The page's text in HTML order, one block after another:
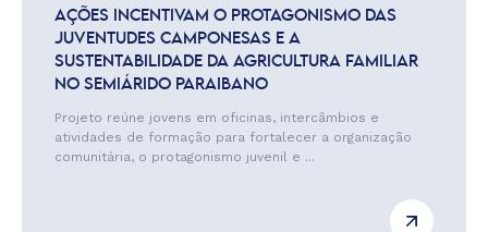
AÇÕES INCENTIVAM O PROTAGONISMO DAS
JUVENTUDES CAMPONESAS E A
SUSTENTABILIDADE DA AGRICULTURA FAMILIAR
NO SEMIÁRIDO PARAIBANO
Projeto reúne jovens em oficinas, intercâmbios e
atividades de formação para fortalecer a organização
comunitária, o protagonismo juvenil e ...